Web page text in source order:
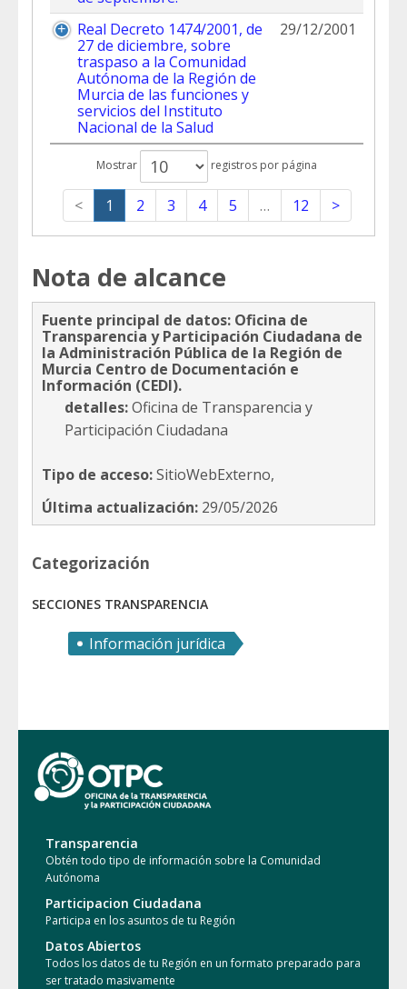
Real Decreto 1474/2001, de
27 de diciembre, sobre
traspaso a la Comunidad
Autónoma de la Región de
Murcia de las funciones y
servicios del Instituto
Nacional de la Salud
29/12/2001
Mostrar registros por página
< 1 2 3 4 5 … 12 >
Nota de alcance
Fuente principal de datos: Oficina de
Transparencia y Participación Ciudadana de
la Administración Pública de la Región de
Murcia Centro de Documentación e
Información (CEDI).
detalles:Oficina de Transparencia y
Participación Ciudadana
Tipo de acceso:SitioWebExterno,
Última actualización: 29/05/2026
Categorización
SECCIONES TRANSPARENCIA
Información jurídica
Transparencia
Obtén todo tipo de información sobre la Comunidad
Autónoma
Participacion Ciudadana
Participa en los asuntos de tu Región
Datos Abiertos
Todos los datos de tu Región en un formato preparado para
ser tratado masivamente